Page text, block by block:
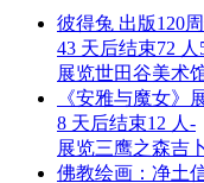
彼得兔 出版120
43 天后结束72 人
展览世田谷美术
《安雅与魔女》
8 天后结束12 人 -
展览三鹰之森吉
佛教绘画：净土